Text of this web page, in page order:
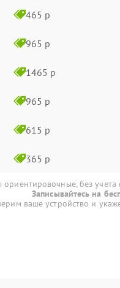
465 р
965 р
1465 р
965 р
615 р
365 р
без учета
Записывайтесь на
ваше устройство и